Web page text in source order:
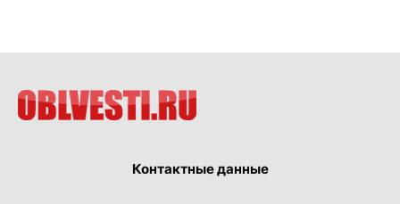
Контактные данные